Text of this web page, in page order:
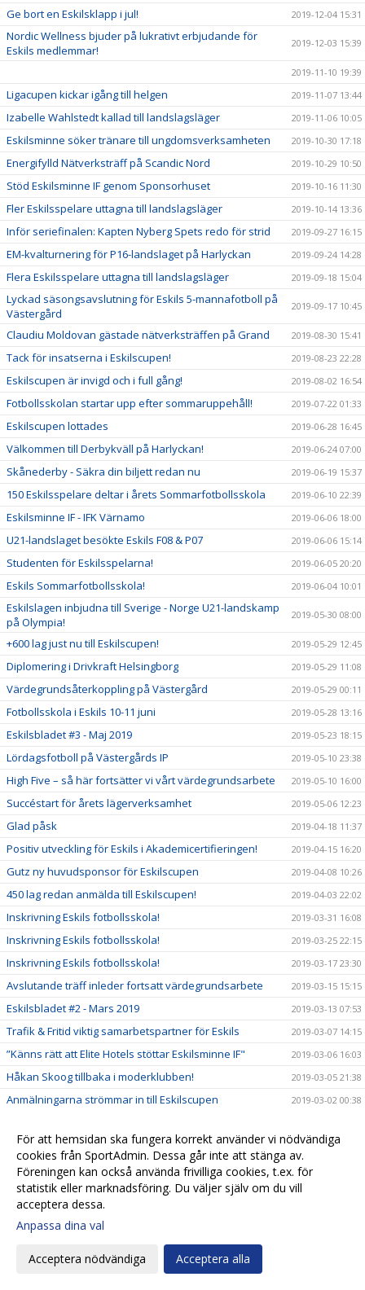
Ge bort en Eskilsklapp i jul! 2019-12-04 15:31
Nordic Wellness bjuder på lukrativt erbjudande för
Eskils medlemmar!
2019-12-03 15:39
2019-11-10 19:39
Ligacupen kickar igång till helgen 2019-11-07 13:44
Izabelle Wahlstedt kallad till landslagsläger 2019-11-06 10:05
Eskilsminne söker tränare till ungdomsverksamheten 2019-10-30 17:18
Energifylld Nätverksträff på Scandic Nord 2019-10-29 10:50
Stöd Eskilsminne IF genom Sponsorhuset 2019-10-16 11:30
Fler Eskilsspelare uttagna till landslagsläger 2019-10-14 13:36
Inför seriefinalen: Kapten Nyberg Spets redo för strid 2019-09-27 16:15
EM-kvalturnering för P16-landslaget på Harlyckan 2019-09-24 14:28
Flera Eskilsspelare uttagna till landslagsläger 2019-09-18 15:04
Lyckad säsongsavslutning för Eskils 5-mannafotboll på
Västergård
2019-09-17 10:45
Claudiu Moldovan gästade nätverksträffen på Grand 2019-08-30 15:41
Tack för insatserna i Eskilscupen! 2019-08-23 22:28
Eskilscupen är invigd och i full gång! 2019-08-02 16:54
Fotbollsskolan startar upp efter sommaruppehåll! 2019-07-22 01:33
Eskilscupen lottades 2019-06-28 16:45
Välkommen till Derbykväll på Harlyckan! 2019-06-24 07:00
Skånederby - Säkra din biljett redan nu 2019-06-19 15:37
150 Eskilsspelare deltar i årets Sommarfotbollsskola 2019-06-10 22:39
Eskilsminne IF - IFK Värnamo 2019-06-06 18:00
U21-landslaget besökte Eskils F08 & P07 2019-06-06 15:14
Studenten för Eskilsspelarna! 2019-06-05 20:20
Eskils Sommarfotbollsskola! 2019-06-04 10:01
Eskilslagen inbjudna till Sverige - Norge U21-landskamp
på Olympia!
2019-05-30 08:00
+600 lag just nu till Eskilscupen! 2019-05-29 12:45
Diplomering i Drivkraft Helsingborg 2019-05-29 11:08
Värdegrundsåterkoppling på Västergård 2019-05-29 00:11
Fotbollsskola i Eskils 10-11 juni 2019-05-28 13:16
Eskilsbladet #3 - Maj 2019 2019-05-23 18:15
Lördagsfotboll på Västergårds IP 2019-05-10 23:38
High Five – så här fortsätter vi vårt värdegrundsarbete 2019-05-10 16:00
Succéstart för årets lägerverksamhet 2019-05-06 12:23
Glad påsk 2019-04-18 11:37
Positiv utveckling för Eskils i Akademicertifieringen! 2019-04-15 16:20
Gutz ny huvudsponsor för Eskilscupen 2019-04-08 10:26
450 lag redan anmälda till Eskilscupen! 2019-04-03 22:02
Inskrivning Eskils fotbollsskola! 2019-03-31 16:08
Inskrivning Eskils fotbollsskola! 2019-03-25 22:15
Inskrivning Eskils fotbollsskola! 2019-03-17 23:30
Avslutande träff inleder fortsatt värdegrundsarbete 2019-03-15 15:15
Eskilsbladet #2 - Mars 2019 2019-03-13 07:53
Trafik & Fritid viktig samarbetspartner för Eskils 2019-03-07 14:15
”Känns rätt att Elite Hotels stöttar Eskilsminne IF" 2019-03-06 16:03
Håkan Skoog tillbaka i moderklubben! 2019-03-05 21:38
Anmälningarna strömmar in till Eskilscupen 2019-03-02 00:38
Market Insight värdefull samarbetspartner 2019-02-27 08:20
Kansliet stängt tisdag 26/2 2019-02-26 08:27
Biljetter till Svenska Cupen! 2019-02-22 21:00
En ny styrelseledamot när Eskils höll årsmöte
Kallelse till årsmöte 21/2 på Elite Hotel Mollberg
Tisdag 12/2 är kansliet stängt!
För att hemsidan ska fungera korrekt använder vi nödvändiga
cookies från SportAdmin. Dessa går inte att stänga av.
Föreningen kan också använda frivilliga cookies, t.ex. för
statistik eller marknadsföring. Du väljer själv om du vill
acceptera dessa.
Anpassa dina val
Acceptera nödvändiga Acceptera alla